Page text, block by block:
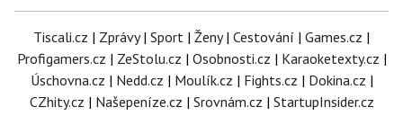
Tiscali.cz | Zprávy| Sport | Ženy| Cestování | Games.cz |
Profigamers.cz | ZeStolu.cz | Osobnosti.cz | Karaoketexty.cz |
Úschovna.cz | Nedd.cz | Moulík.cz | Fights.cz | Dokina.cz |
CZhity.cz | Našepeníze.cz | Srovnám.cz | StartupInsider.cz